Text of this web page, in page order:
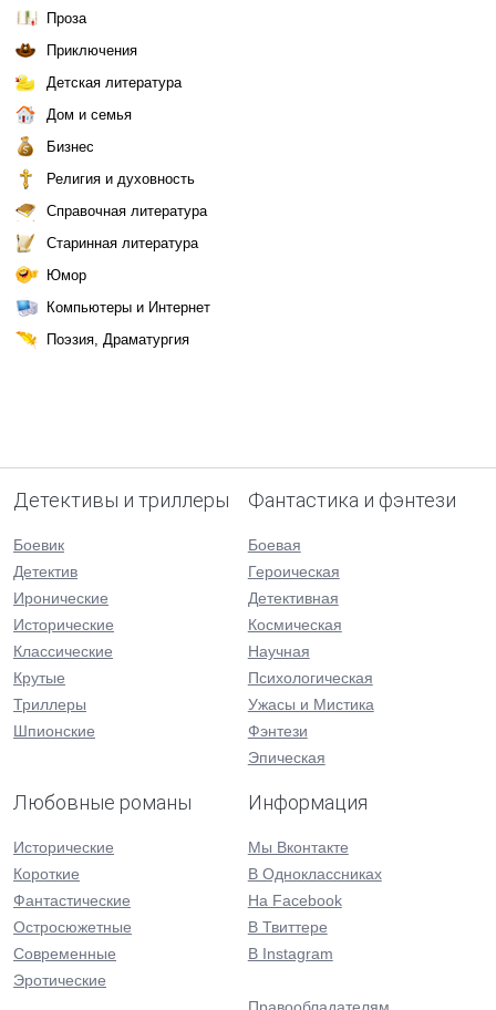
Проза
Приключения
Детская литература
Дом и семья
Бизнес
Религия и духовность
Справочная литература
Старинная литература
Юмор
Компьютеры и Интернет
Поэзия, Драматургия
Детективы и триллеры
Боевик
Детектив
Иронические
Исторические
Классические
Крутые
Триллеры
Шпионские
Фантастика и фэнтези
Боевая
Героическая
Детективная
Космическая
Научная
Психологическая
Ужасы и Мистика
Фэнтези
Эпическая
Любовные романы
Исторические
Короткие
Фантастические
Остросюжетные
Современные
Эротические
Информация
Мы Вконтакте
В Одноклассниках
На Facebook
В Твиттере
В Instagram